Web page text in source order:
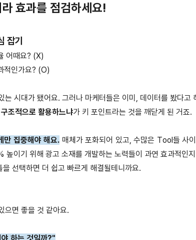
효과를 점검하세요!
잡기
어때요? (X)
적인가요? (O)
는 시대가 됐어요. 그러나 마케터들은 이미, 데이터를 봤다고
조적으로 활용하느냐가 키 포인트라는 것을 깨닫게 된 거죠.
만 집중해야 해요. 매체가 포화되어 있고, 수많은 Tool들 사
높이기 위해 광고 소재를 개발하는 노력들이 과연 효과적인
선택하면 더 쉽고 빠르게 해결될테니까요.
으면 좋을 것 같아요.